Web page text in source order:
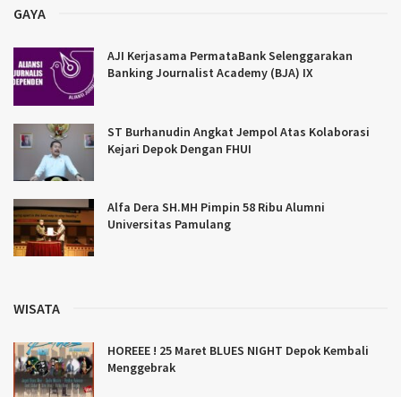
GAYA
AJI Kerjasama PermataBank Selenggarakan
Banking Journalist Academy (BJA) IX
ST Burhanudin Angkat Jempol Atas Kolaborasi
Kejari Depok Dengan FHUI
Alfa Dera SH.MH Pimpin 58 Ribu Alumni
Universitas Pamulang
WISATA
HOREEE ! 25 Maret BLUES NIGHT Depok Kembali
Menggebrak